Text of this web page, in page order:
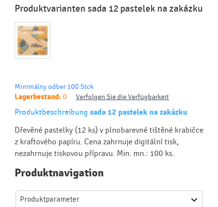
Produktvarianten sada 12 pastelek na zakázku
Minimálny odber 100 Stck
Lagerbestand: 0 Verfolgen Sie die Verfügbarkeit
Produktbeschreibung sada 12 pastelek na zakázku
Dřevěné pastelky (12 ks) v plnobarevné tištěné krabičce
z kraftového papíru. Cena zahrnuje digitální tisk,
nezahrnuje tiskovou přípravu. Min. mn.: 100 ks.
Produktnavigation
Produktparameter